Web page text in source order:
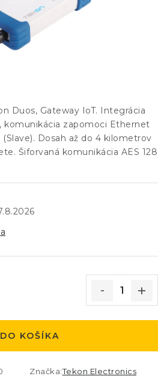
GDPR
Duos, Gateway IoT. Integrácia
komunikácia zapomoci Ethernet
Dosah až do 4 kilometrov
Šiforvaná komunikácia AES 128
DO KOŠÍKA
Značka:Tekon Electronics